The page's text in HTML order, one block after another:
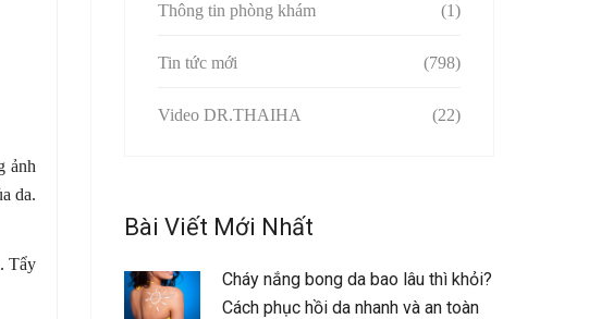
ảnh
da.
Tẩy
Thông tin phòng khám (1)
Tin tức mới (798)
Video DR.THAIHA (22)
Bài Viết Mới Nhất
Cháy nắng bong da bao lâu thì khỏi?
Cách phục hồi da nhanh và an toàn